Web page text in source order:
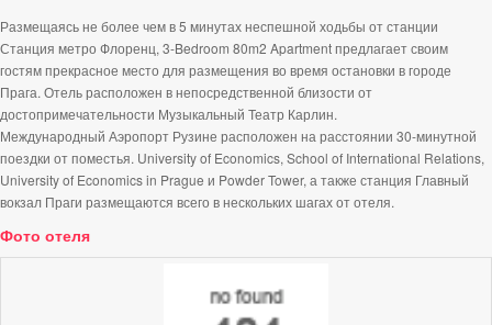
Размещаясь не более чем в 5 минутах неспешной ходьбы от станции
Станция метро Флоренц, 3-Bedroom 80m2 Apartment предлагает своим
гостям прекрасное место для размещения во время остановки в городе
Прага. Отель расположен в непосредственной близости от
достопримечательности Музыкальный Театр Карлин.
Международный Аэропорт Рузине расположен на расстоянии 30-минутной
поездки от поместья. University of Economics, School of International Relations,
University of Economics in Prague и Powder Tower, а также станция Главный
вокзал Праги размещаются всего в нескольких шагах от отеля.
Фото отеля